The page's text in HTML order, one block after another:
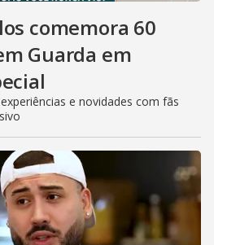
comemora 60
Guarda em
e novidades com fãs